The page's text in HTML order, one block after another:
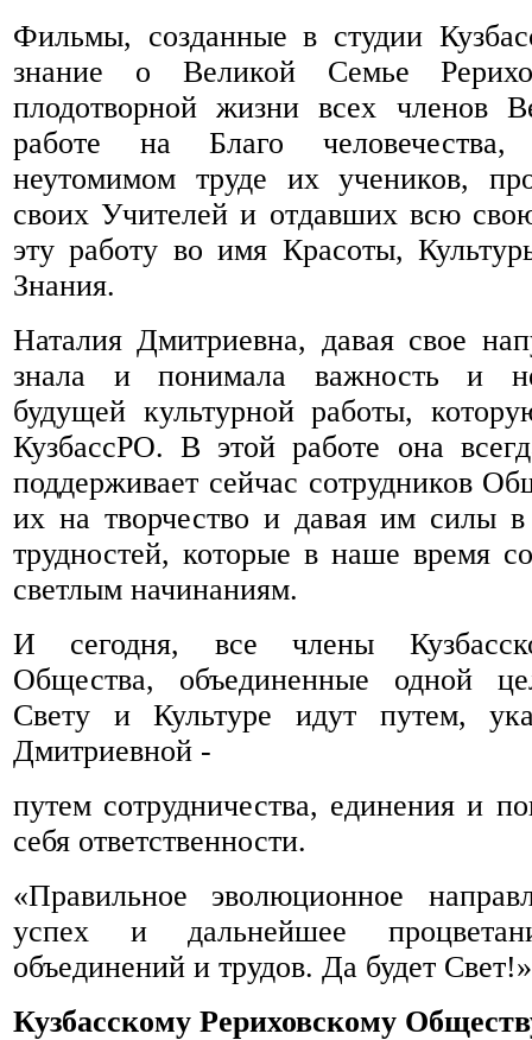
Фильмы, созданные в студии
знание о Великой Семье
плодотворной жизни всех членов
работе на Благо
неутомимом труде их учеников,
своих Учителей и отдавших всю
эту работу во имя Красоты,
Знания.
Наталия Дмитриевна, давая свое
знала и понимала важность и
будущей культурной работы,
КузбассРО. В этой работе она
поддерживает сейчас сотрудников
их на творчество и давая им силы в
трудностей, которые в наше время
светлым начинаниям.
И сегодня, все члены
Общества, объединенные одной
Свету и Культуре идут путем,
Дмитриевной -
путем сотрудничества, единения и
себя ответственности.
«Правильное эволюционное
успех и дальнейшее
объединений и трудов. Да будет Свет!»
Кузбасскому Рериховскому